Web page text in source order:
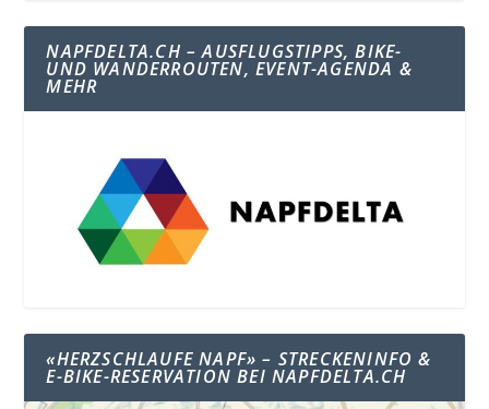
NAPFDELTA.CH – AUSFLUGSTIPPS, BIKE-
UND WANDERROUTEN, EVENT-AGENDA &
MEHR
«HERZSCHLAUFE NAPF» – STRECKENINFO &
E-BIKE-RESERVATION BEI NAPFDELTA.CH